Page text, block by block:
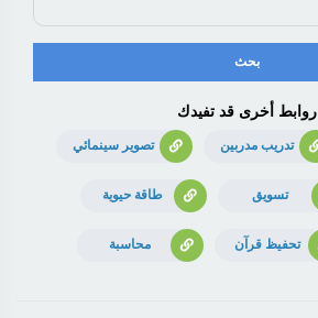
روابط أخرى قد تفيدك
تدريب مدربين تصوير سينمائي
تسويق طاقة حيوية
تحفيظ قرآن محاسبة